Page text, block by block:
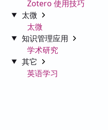
Zotero 使用技巧
太微
太微
知识管理应用
学术研究
其它
英语学习